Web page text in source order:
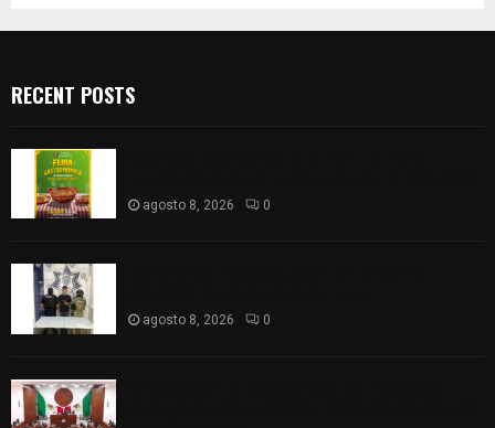
RECENT POSTS
agosto 8, 2026 0
agosto 8, 2026 0